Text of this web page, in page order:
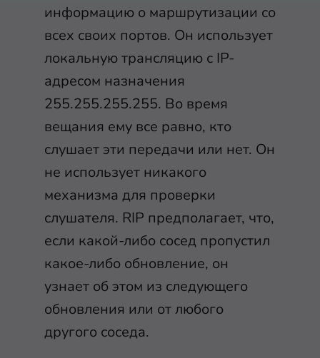
информацию о маршрутизации со
всех своих портов. Он использует
локальную трансляцию с IP-
адресом назначения
255.255.255.255. Во время
вещания ему все равно, кто
слушает эти передачи или нет. Он
не использует никакого
механизма для проверки
слушателя. RIP предполагает, что,
если какой-либо сосед пропустил
какое-либо обновление, он
узнает об этом из следующего
обновления или от любого
другого соседа.